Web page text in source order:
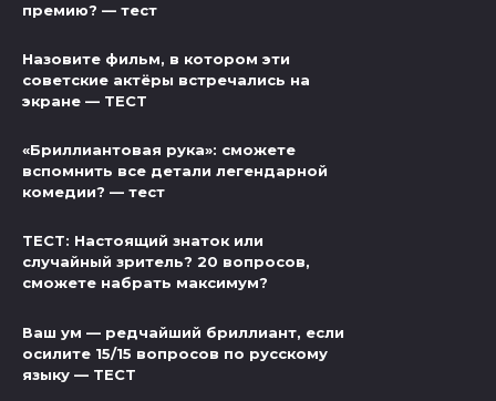
премию? — тест
Назовите фильм, в котором эти
советские актёры встречались на
экране — ТЕСТ
«Бриллиантовая рука»: сможете
вспомнить все детали легендарной
комедии? — тест
ТЕСТ: Настоящий знаток или
случайный зритель? 20 вопросов,
сможете набрать максимум?
Ваш ум — редчайший бриллиант, если
осилите 15/15 вопросов по русскому
языку — ТЕСТ